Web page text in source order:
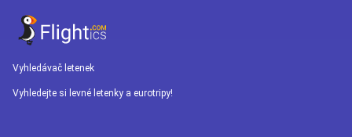
Vyhledávač letenek
Vyhledejte si levné letenky a eurotripy!